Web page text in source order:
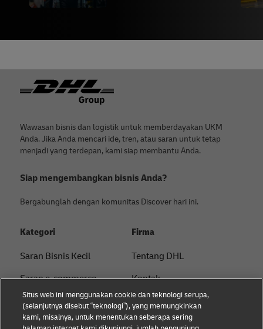
Footer
Wawasan bisnis dan logistik untuk memberdayakan UKM
Anda. Jika Anda mencari ide, tren, atau saran untuk tetap
menjadi yang terdepan, kami siap membantu Anda.
Siap mengembangkan bisnis Anda?
Bergabunglah dengan komunitas Discover hari ini.
Kategori
Saran Bisnis Kecil
Saran e-commerce
Saran B2B
Saran logistik
Firma
Tentang DHL
Kontak
Pusat Pers
Keberlanjutan
Situs web ini menggunakan cookie dan teknologi serupa,
(selanjutnya disebut “teknologi”), yang memungkinkan
kami, misalnya, untuk menentukan seberapa sering